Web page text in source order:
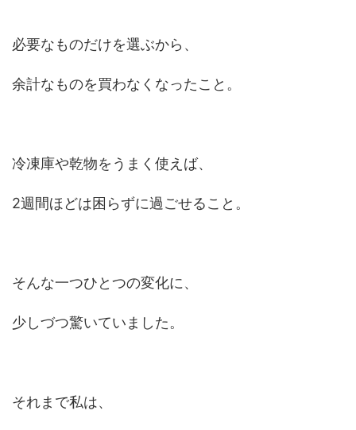
必要なものだけを選ぶから、
余計なものを買わなくなったこと。
冷凍庫や乾物をうまく使えば、
2週間ほどは困らずに過ごせること。
そんな一つひとつの変化に、
少しづつ驚いていました。
それまで私は、